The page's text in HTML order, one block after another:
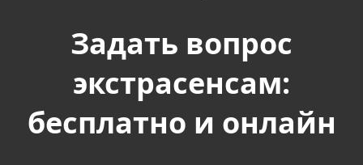
Задать вопрос
экстрасенсам:
бесплатно и онлайн